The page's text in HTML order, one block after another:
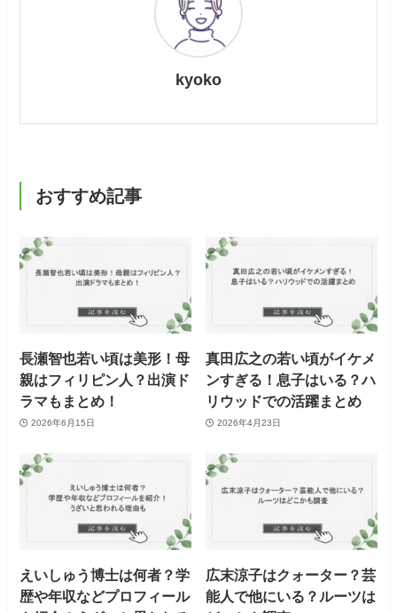
kyoko
おすすめ記事
長瀬智也若い頃は美形！母
親はフィリピン人？出演ド
ラマもまとめ！
2026年6月15日
真田広之の若い頃がイケメ
ンすぎる！息子はいる？ハ
リウッドでの活躍まとめ
2026年4月23日
えいしゅう博士は何者？学
歴や年収などプロフィール
広末涼子はクォーター？芸
能人で他にいる？ルーツは